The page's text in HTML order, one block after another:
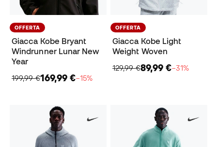
OFFERTA
Giacca Kobe Bryant
Windrunner Lunar New
Year
199,99 €169,99 €−15%
OFFERTA
Giacca Kobe Light
Weight Woven
129,99 €89,99 €−31%